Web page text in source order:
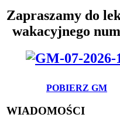
Zapraszamy do
wakacyjnego
POBIERZ GM
WIADOMOŚCI